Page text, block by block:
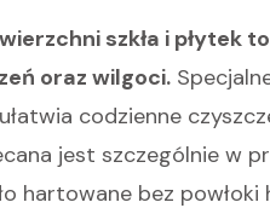
szkła i płytek
oraz wilgoci.
codzienne
jest szczególnie w
hartowane bez